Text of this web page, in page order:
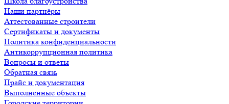
Наши партнёры
Аттестованные строители
Сертификаты и документы
Политика конфиденциальности
Антикоррупционная политика
Вопросы и ответы
Обратная связь
Прайс и документация
Выполненные объекты